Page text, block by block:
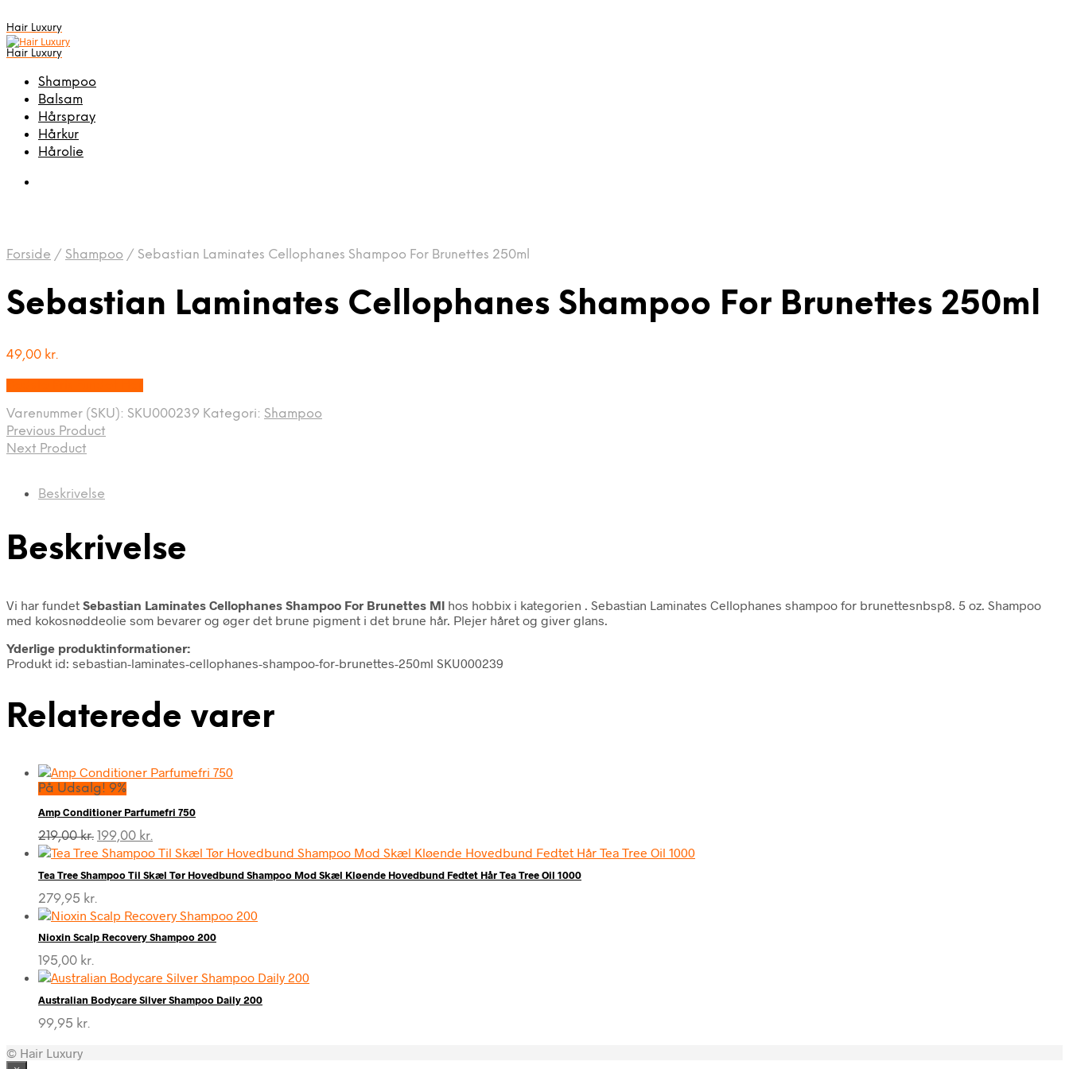
Hair Luxury
Hair Luxury
Shampoo
Balsam
Hårspray
Hårkur
Hårolie
Forside / Shampoo / Sebastian Laminates Cellophanes Shampoo For Brunettes 250ml
Sebastian Laminates Cellophanes Shampoo For Brunettes 250ml
49,00 kr.
Varenummer (SKU): SKU000239 Kategori: Shampoo
Previous Product
Next Product
Beskrivelse
Beskrivelse
Vi har fundet Sebastian Laminates Cellophanes Shampoo For Brunettes Ml hos hobbix i kategorien
. Sebastian Laminates Cellophanes shampoo for brunettesnbsp8. 5 oz. Shampoo
med kokosnøddeolie som bevarer og øger det brune pigment i det brune hår. Plejer håret og giver glans.
Yderlige produktinformationer:
Produkt id: sebastian-laminates-cellophanes-shampoo-for-brunettes-250ml SKU000239
Relaterede varer
På Udsalg! 9%
Amp Conditioner Parfumefri 750
219,00kr. Den
oprindelige
var:
199,00 kr.
aktuelle
er:
Tea Tree Shampoo Til Skæl Tør Hovedbund Shampoo Mod Skæl Kløende Hovedbund Fedtet Hår Tea Tree Oil 1000
279,95 kr.
Nioxin Scalp Recovery Shampoo 200
195,00 kr.
Australian Bodycare Silver Shampoo Daily 200
99,95 kr.
© Hair Luxury